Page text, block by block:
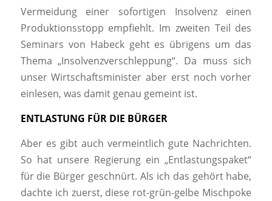
Vermeidung einer sofortigen Insolvenz einen
Produktionsstopp empfiehlt. Im zweiten Teil des
Seminars von Habeck geht es übrigens um das
Thema „Insolvenzverschleppung“. Da muss sich
unser Wirtschaftsminister aber erst noch vorher
einlesen, was damit genau gemeint ist.
ENTLASTUNG FÜR DIE BÜRGER
Aber es gibt auch vermeintlich gute Nachrichten.
So hat unsere Regierung ein „Entlastungspaket“
für die Bürger geschnürt. Als ich das gehört habe,
dachte ich zuerst, diese rot-grün-gelbe Mischpoke